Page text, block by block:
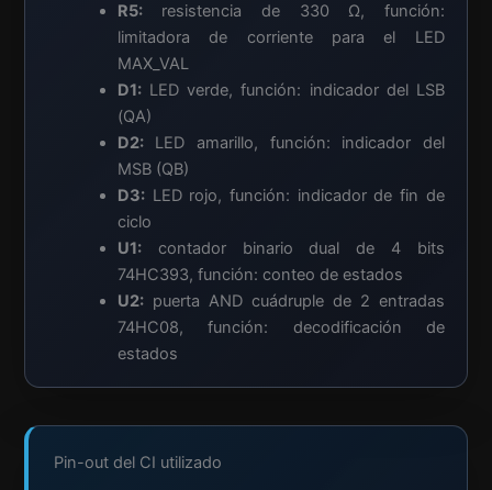
R5:resistencia de 330 Ω, función:
limitadora de corriente para el LED
MAX_VAL
D1:LED verde, función: indicador del LSB
(QA)
D2:LED amarillo, función: indicador del
MSB (QB)
D3:LED rojo, función: indicador de fin de
ciclo
U1:contador binario dual de 4 bits
74HC393, función: conteo de estados
U2:puerta AND cuádruple de 2 entradas
74HC08, función: decodificación de
estados
Pin-out del CI utilizado